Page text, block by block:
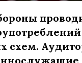
схем.